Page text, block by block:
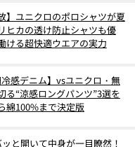
】ユニクロのポロシャツが夏
ヒカの透け防止シャツも優
ける超快適ウエアの実力
冷感デニム】vsユニクロ・無
る“涼感ロングパンツ”3選を
綿100%まで決定版
と開いて中身が一目瞭然！